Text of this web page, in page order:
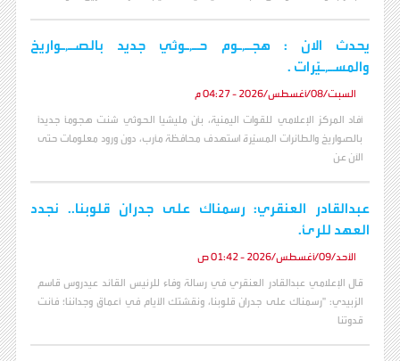
يحدث الان : هجـ,ـوم حـ,ـوثي جديد بالصـ,ـواريخ
والمسـ,ـيّرات .
السبت/08/أغسطس/2026 - 04:27 م
أفاد المركز الإعلامي للقوات اليمنية، بأن مليشيا الحوثي شنت هجوماً جديداً
بالصواريخ والطائرات المسيّرة استهدف محافظة مأرب، دون ورود معلومات حتى
الآن عن
عبدالقادر العنقري: رسمناك على جدران قلوبنا.. نجدد
العهد للرئ.
الأحد/09/أغسطس/2026 - 01:42 ص
قال الإعلامي عبدالقادر العنقري في رسالة وفاء للرئيس القائد عيدروس قاسم
الزبيدي: "رسمناك على جدران قلوبنا، ونقشتك الأيام في أعماق وجداننا؛ فأنت
قدوتنا